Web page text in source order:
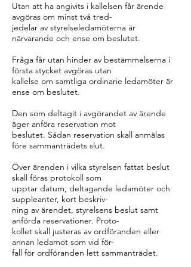
Utan att ha angivits i kallelsen får ärende
avgöras om minst två tred-
jedelar av styrelseledamöterna är
närvarande och ense om beslutet.
Fråga får utan hinder av bestämmelserna i
första stycket avgöras utan
kallelse om samtliga ordinarie ledamöter är
ense om beslutet.
Den som deltagit i avgörandet av ärende
äger anföra reservation mot
beslutet. Sådan reservation skall anmälas
före sammanträdets slut.
Över ärenden i vilka styrelsen fattat beslut
skall föras protokoll som
upptar datum, deltagande ledamöter och
suppleanter, kort beskriv-
ning av ärendet, styrelsens beslut samt
anförda reservationer. Proto-
kollet skall justeras av ordföranden eller
annan ledamot som vid för-
fall för ordföranden lett sammanträdet.